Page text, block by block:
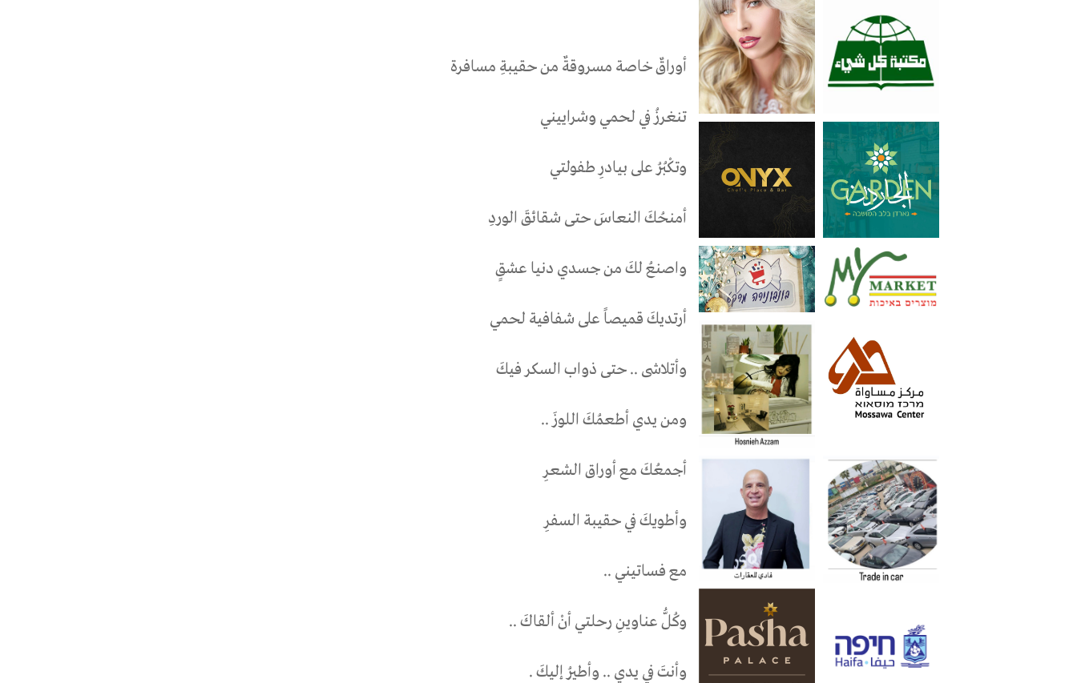
أوراقٌ خاصة مسروقةٌ من حقيبةِ مسافرة
تنغرزُ في لحمي وشراييني
وتكْبُرُ على بيادرِ طفولتي
أمنحُكَ النعاسَ حتى شقائقَ الوردِ
واصنعُ لكَ من جسدي دنيا عشقٍ
أرتديكَ قميصاً على شفافية لحمي
وأتلاشى .. حتى ذواب السكر فيكَ
ومن يدي أطعمُكَ اللوزَ ..
أجمعُكَ مع أوراق الشعرِ
وأطويكَ في حقيبة السفرِ
مع فساتيني ..
وكُلُّ عناوينِ رحلتي أنْ ألقاكَ ..
وأنتَ في يدي .. وأطيرُ إليكَ .